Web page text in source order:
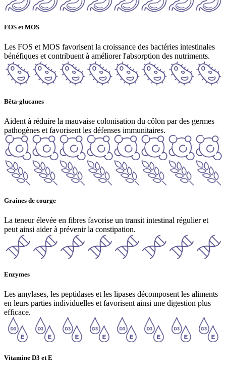
FOS et MOS
Les FOS et MOS favorisent la croissance des bactéries intestinales
bénéfiques et contribuent à améliorer l'absorption des nutriments.
Bêta-glucanes
Aident à réduire la mauvaise colonisation du côlon par des germes
pathogènes et favorisent les défenses immunitaires.
Graines de courge
La teneur élevée en fibres favorise un transit intestinal régulier et
peut ainsi aider à prévenir la constipation.
Enzymes
Les amylases, les peptidases et les lipases décomposent les aliments
en leurs parties individuelles et favorisent ainsi une digestion plus
efficace.
Vitamine D3 et E